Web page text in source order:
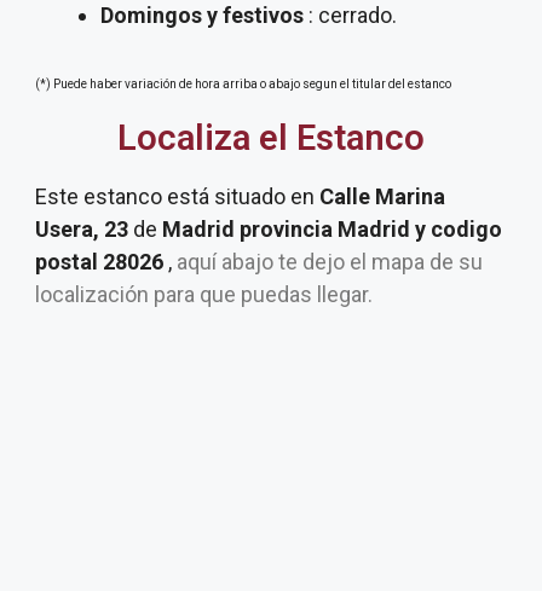
Domingos y festivos : cerrado.
(*) Puede haber variación de hora arriba o abajo segun el titular del estanco
Localiza el Estanco
Este estanco está situado en Calle Marina
Usera, 23 de Madrid provincia Madrid y codigo
postal 28026 , aquí abajo te dejo el mapa de su
localización para que puedas llegar.